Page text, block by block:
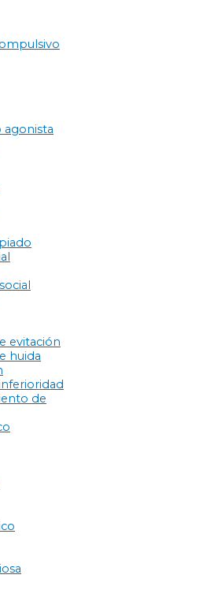
evitación
huida
de